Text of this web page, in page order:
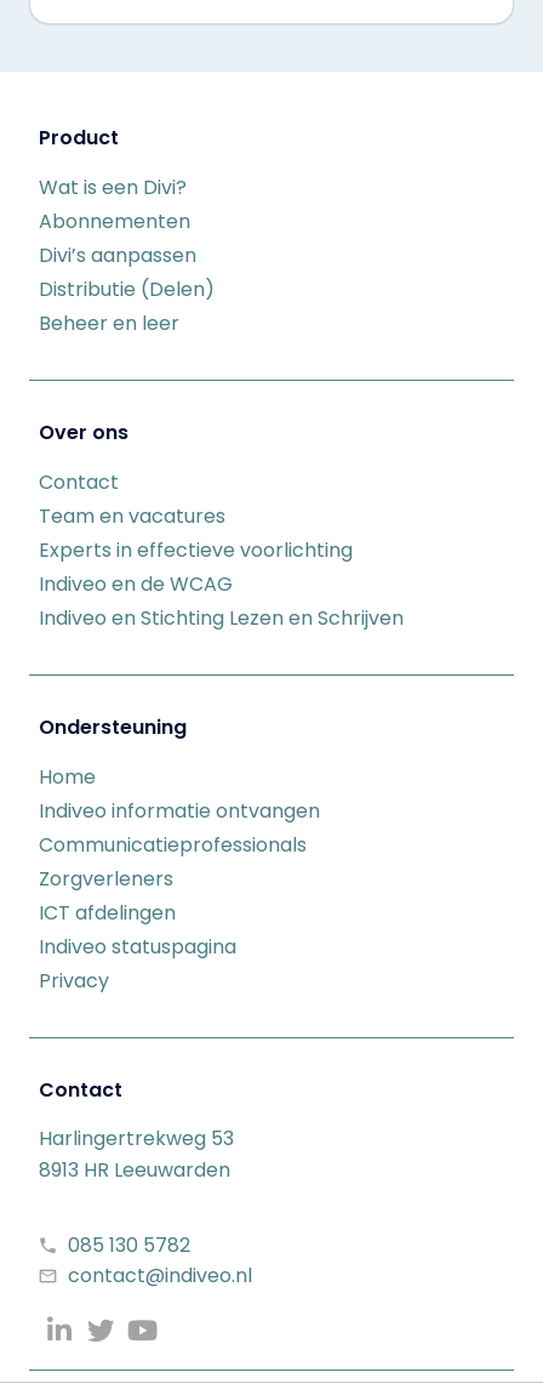
Product
Wat is een Divi?
Abonnementen
Divi’s aanpassen
Distributie (Delen)
Beheer en leer
Over ons
Contact
Team en vacatures
Experts in effectieve voorlichting
Indiveo en de WCAG
Indiveo en Stichting Lezen en Schrijven
Ondersteuning
Home
Indiveo informatie ontvangen
Communicatieprofessionals
Zorgverleners
ICT afdelingen
Indiveo statuspagina
Privacy
Contact
Harlingertrekweg 53
8913 HR Leeuwarden
085 130 5782
contact@indiveo.nl